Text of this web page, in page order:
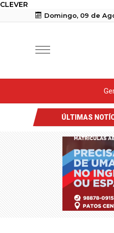
CLEVER
Domingo, 09 de
ÚLTIMAS